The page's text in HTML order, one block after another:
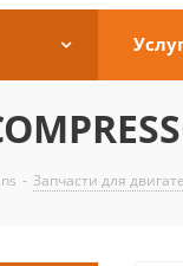
- Запчасти для